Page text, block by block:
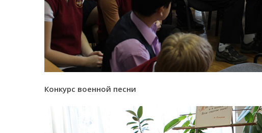
Конкурс военной песни